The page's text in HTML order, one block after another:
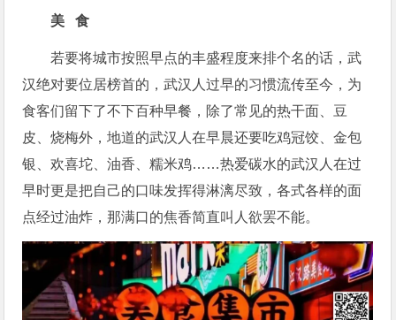
美 食
若要将城市按照早点的丰盛程度来排个名的话，武
汉绝对要位居榜首的，武汉人过早的习惯流传至今，为
食客们留下了不下百种早餐，除了常见的热干面、豆
皮、烧梅外，地道的武汉人在早晨还要吃鸡冠饺、金包
银、欢喜坨、油香、糯米鸡……热爱碳水的武汉人在过
早时更是把自己的口味发挥得淋漓尽致，各式各样的面
点经过油炸，那满口的焦香简直叫人欲罢不能。